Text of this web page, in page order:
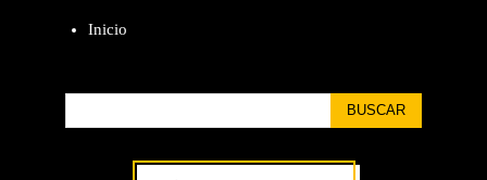
Inicio
BUSCAR